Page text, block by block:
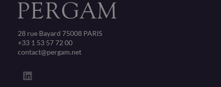
28 rue Bayard 75008 PARIS
+33 1 53 57 72 00
contact@pergam.net
L
i